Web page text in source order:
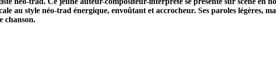
au style néo-trad énergique, envoûtantet accrocheur. Ses paroles légères,
chanson.